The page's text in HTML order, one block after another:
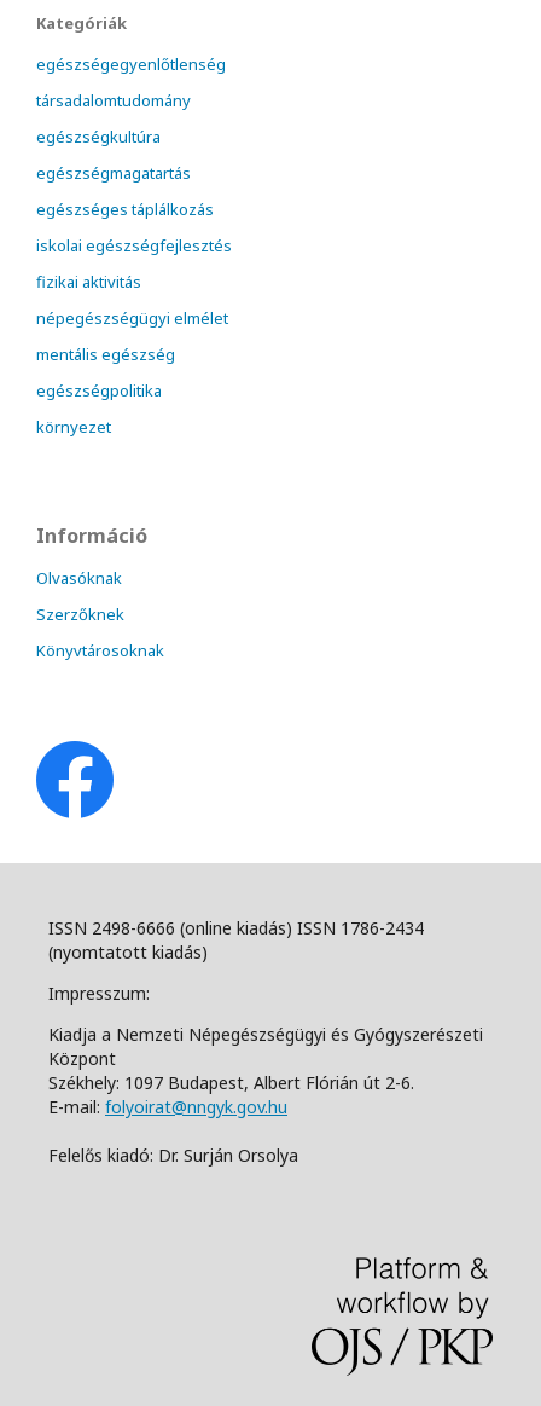
Kategóriák
egészségegyenlőtlenség
társadalomtudomány
egészségkultúra
egészségmagatartás
egészséges táplálkozás
iskolai egészségfejlesztés
fizikai aktivitás
népegészségügyi elmélet
mentális egészség
egészségpolitika
környezet
Információ
Olvasóknak
Szerzőknek
Könyvtárosoknak
ISSN 2498-6666 (online kiadás) ISSN 1786-2434
(nyomtatott kiadás)
Impresszum:
Kiadja a Nemzeti Népegészségügyi és Gyógyszerészeti
Központ
Székhely: 1097 Budapest, Albert Flórián út 2-6.
E-mail: folyoirat@nngyk.gov.hu
Felelős kiadó: Dr. Surján Orsolya